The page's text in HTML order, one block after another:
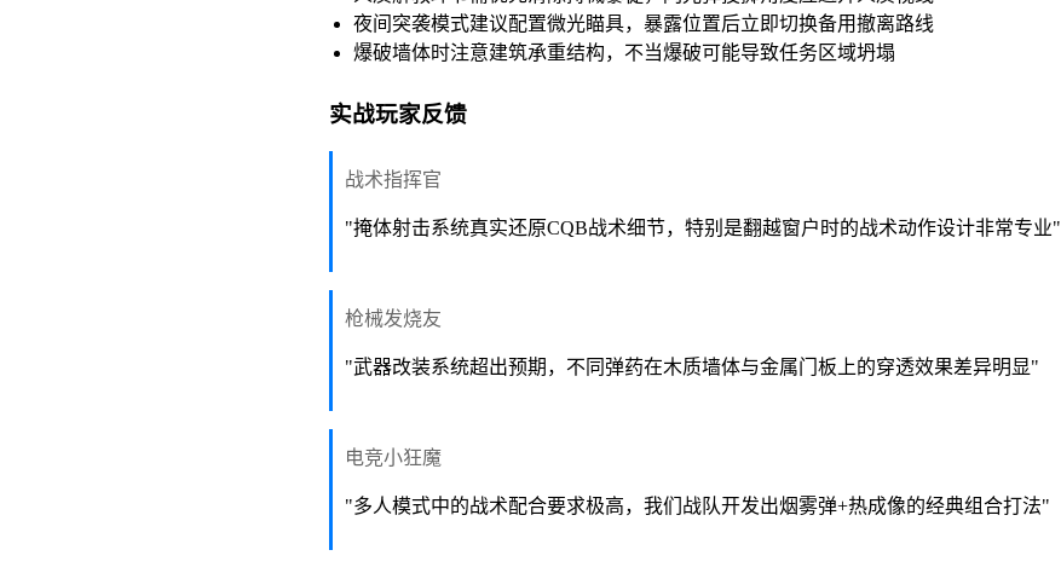
夜间突袭模式建议配置微光瞄具，暴露位置后立即切换备用撤离路线
爆破墙体时注意建筑承重结构，不当爆破可能导致任务区域坍塌
实战玩家反馈
战术指挥官
"掩体射击系统真实还原CQB战术细节，特别是翻越窗户时的战术动作设计非常专业"
枪械发烧友
"武器改装系统超出预期，不同弹药在木质墙体与金属门板上的穿透效果差异明显"
电竞小狂魔
"多人模式中的战术配合要求极高，我们战队开发出烟雾弹+热成像的经典组合打法"